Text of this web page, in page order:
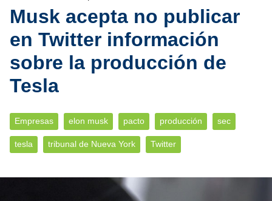
Musk acepta no publicar
en Twitter información
sobre la producción de
Tesla
Empresas elon musk pacto producción sec
tesla tribunal de Nueva York Twitter